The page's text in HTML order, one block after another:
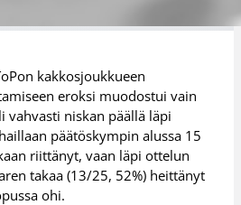
kakkosjoukkueen
eroksi muodostui vain
vahvasti niskan päällä läpi
päätöskympin alussa 15
riittänyt, vaan läpi ottelun
takaa (13/25, 52%) heittänyt
ohi.